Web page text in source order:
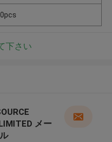
下さい
メー